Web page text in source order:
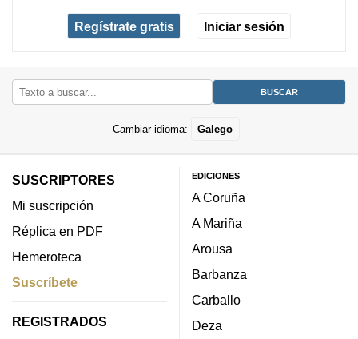
Regístrate gratis Iniciar sesión
Cambiar idioma: Galego
SUSCRIPTORES
Mi suscripción
Réplica en PDF
Hemeroteca
Suscríbete
REGISTRADOS
EDICIONES
A Coruña
A Mariña
Arousa
Barbanza
Carballo
Deza